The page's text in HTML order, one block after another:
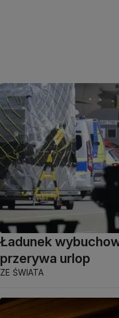
Ładunek
przerywa urlop
ZE ŚWIATA